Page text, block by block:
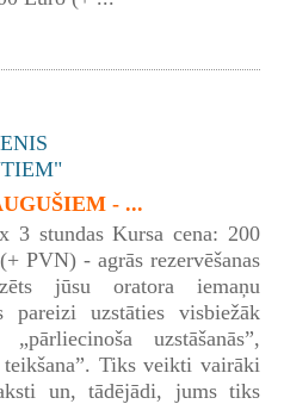
- ...
3 stundas Kursa cena: 200
PVN) - agrās rezervēšanas
jūsu oratora iemaņu
pareizi uzstāties visbiežāk
uzstāšanās”,
teikšana”. Tiks veikti vairāki
un, tādējādi, jums tiks